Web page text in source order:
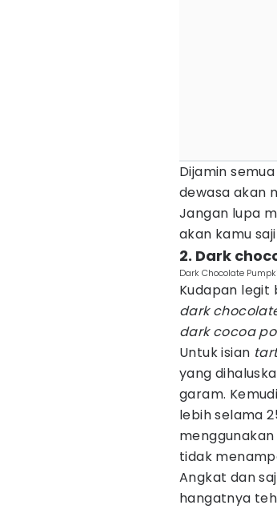
Dijamin
dewasa akan
Jangan lupa
akan kamu
2. Dark
Dark Chocolate
Kudapan legit
dark
dark cocoa
Untuk isian
yang
garam.
lebih selama
tidak
Angkat dan
hangatnya